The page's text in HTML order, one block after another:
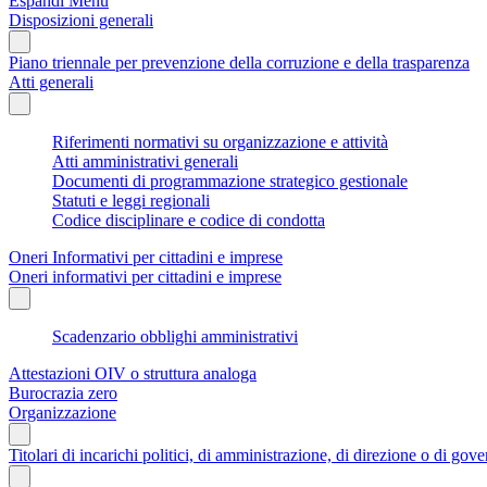
Disposizioni generali
Piano triennale per prevenzione della corruzione e della trasparenza
Atti generali
Riferimenti normativi su organizzazione e attività
Atti amministrativi generali
Documenti di programmazione strategico gestionale
Statuti e leggi regionali
Codice disciplinare e codice di condotta
Oneri Informativi per cittadini e imprese
Oneri informativi per cittadini e imprese
Scadenzario obblighi amministrativi
Attestazioni OIV o struttura analoga
Burocrazia zero
Organizzazione
Titolari di incarichi politici, di amministrazione, di direzione o di